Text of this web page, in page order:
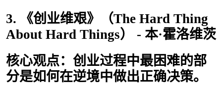
3. 《创业维艰》（The Hard Thing
About Hard Things） - 本·霍洛维茨
核心观点：创业过程中最困难的部
分是如何在逆境中做出正确决策。